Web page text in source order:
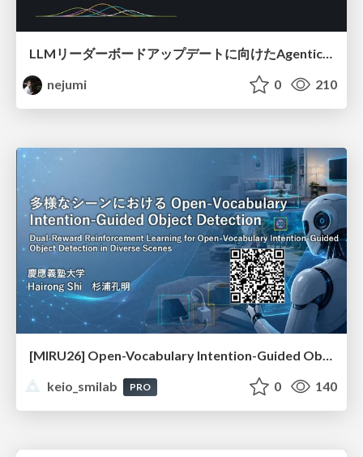
LLMリーダーボードアップデートに向けたAgentic Math_SWEのトレースについて
nejumi
0 210
[MIRU26] Open-Vocabulary Intention-Guided Object Detection in Diverse Scenes
keio_smilab
PRO 0 140